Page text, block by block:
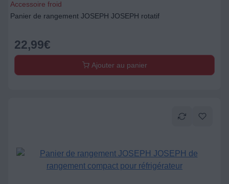
Accessoire froid
Panier de rangement JOSEPH JOSEPH rotatif
22,99€
Ajouter au panier